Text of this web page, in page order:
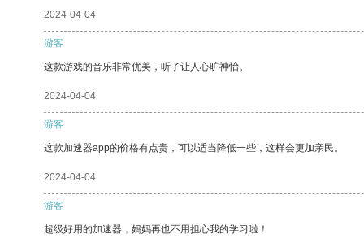
2024-04-04
游客
这款游戏的音乐非常优美，听了让人心旷神怡。
2024-04-04
游客
这款加速器app的价格有点贵，可以适当降低一些，这样会更加亲民。
2024-04-04
游客
超级好用的加速器，妈妈再也不用担心我的学习啦！